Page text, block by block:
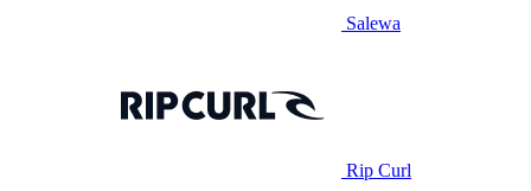
Salewa
Rip Curl